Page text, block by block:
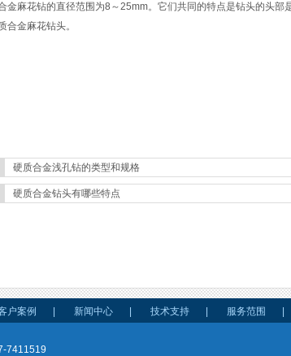
金麻花钻的直径范围为8～25mm。它们共同的特点是钻头的头部
合金麻花钻头。
硬质合金浅孔钻的类型和规格
硬质合金钻头有哪些特点
户案例 新闻中心 技术支持 服务范围
7411519